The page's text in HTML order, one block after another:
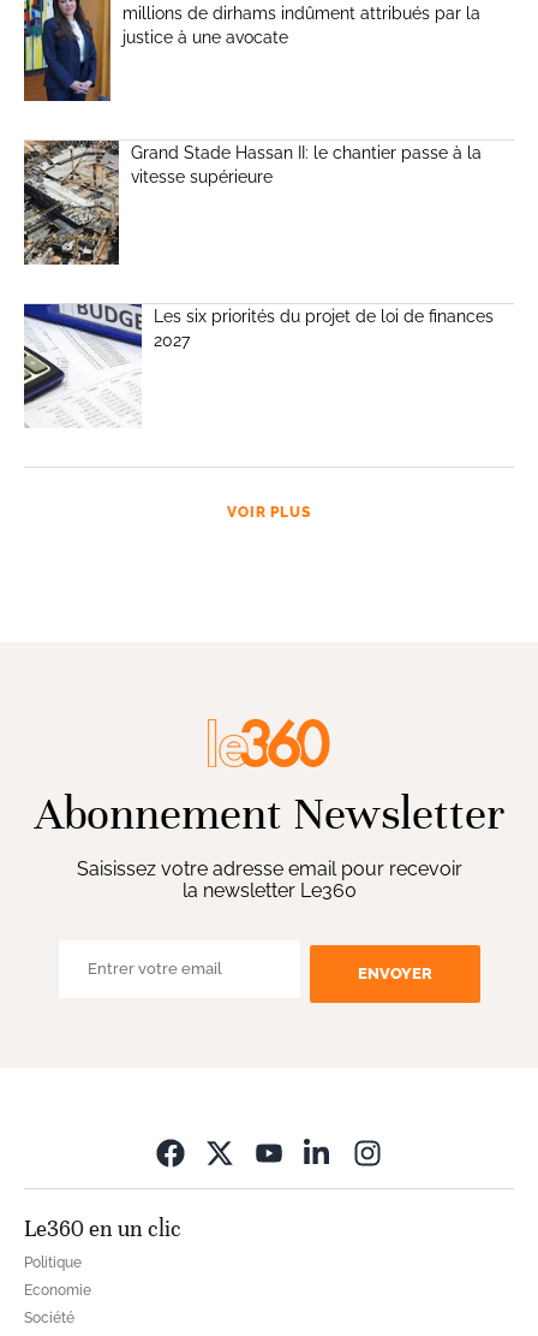
millions de dirhams indûment attribués par la
justice à une avocate
Grand Stade Hassan II: le chantier passe à la
vitesse supérieure
Les six priorités du projet de loi de finances
2027
VOIR PLUS
Abonnement Newsletter
Saisissez votre adresse email pour recevoir
la newsletter Le360
ENVOYER
Le360 en un clic
Politique
Economie
Société